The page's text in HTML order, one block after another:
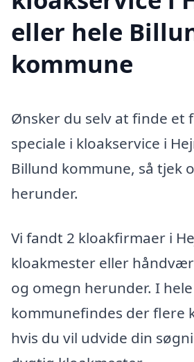
eller hele
kommune
Ønsker du selv at finde et
speciale i kloakservice i
Billund kommune, så tjek
herunder.
Vi fandt 2 kloakfirmaer i
kloakmester eller
og omegn herunder. I
kommunefindes der flere
hvis du vil udvide din